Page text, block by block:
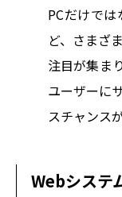
PCだけで
ど、さまざ
注目が集ま
ユーザーに
スチャンス
Webシステ